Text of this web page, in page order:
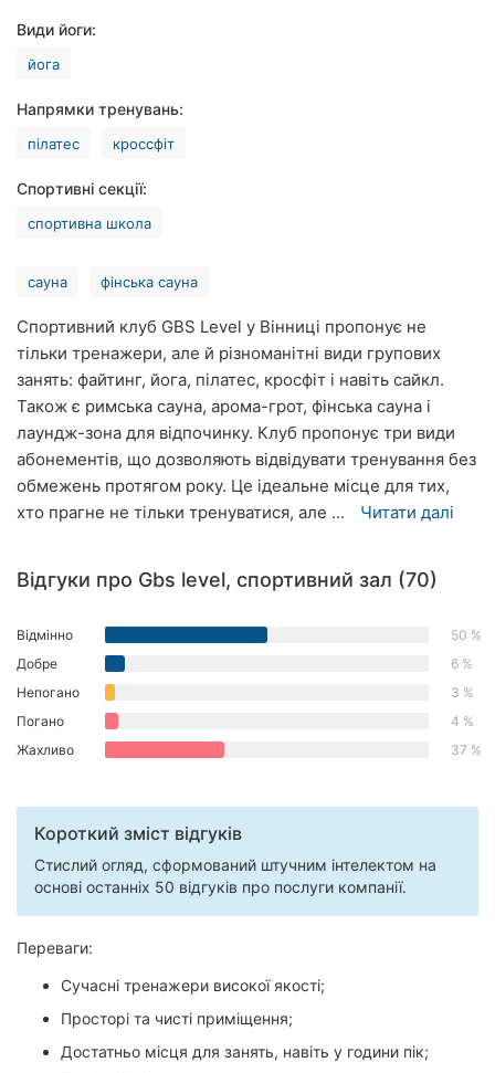
Київ
Запоріжжя
Дніпро
Львів
Кривий
Миколаїв
Полтава
Чернігів
Чернівці
Суми
Франківськ
Луцьк
Карпати
Види йоги:
йога
Напрямки тренувань:
пілатес кроссфіт
Спортивні секції:
спортивна школа
сауна фінська сауна
Спортивний клуб GBS Level у Вінниці пропонує не
тільки тренажери, але й різноманітні види групових
занять: файтинг, йога, пілатес, кросфіт і навіть сайкл.
Також є римська сауна, арома-грот, фінська сауна і
лаундж-зона для відпочинку. Клуб пропонує три види
абонементів, що дозволяють відвідувати тренування без
обмежень протягом року. Це ідеальне місце для тих,
хто прагне не тільки тренуватися, але ...
Читати далі
Відгуки про Gbs level, спортивний зал (70)
Відмінно
50 %
Добре
6 %
Непогано
3 %
Погано
4 %
Жахливо
37 %
Короткий зміст відгуків
Стислий огляд, сформований штучним інтелектом на
основі останніх 50 відгуків про послуги компанії.
Переваги:
Сучасні тренажери високої якості;
Просторі та чисті приміщення;
Достатньо місця для занять, навіть у години пік;